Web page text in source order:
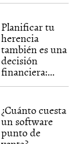
Planificar tu
herencia
también es una
decisión
financiera:...
¿Cuánto cuesta
un software
punto de